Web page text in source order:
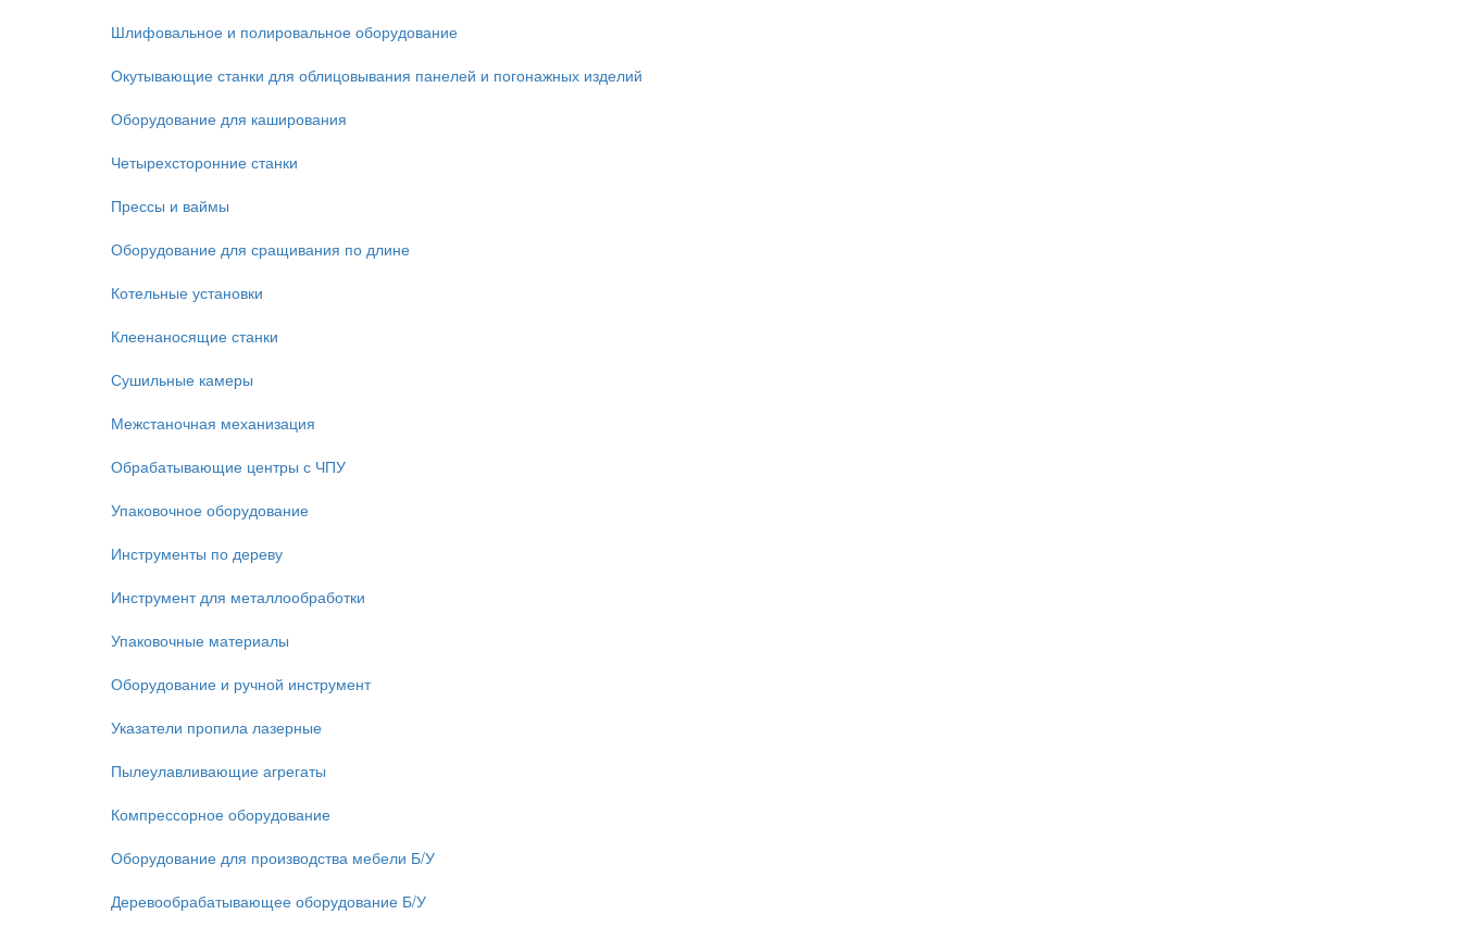
Шлифовальное и полировальное оборудование
Окутывающие станки для облицовывания панелей и погонажных изделий
Оборудование для каширования
Четырехсторонние станки
Прессы и ваймы
Оборудование для сращивания по длине
Котельные установки
Клеенаносящие станки
Сушильные камеры
Межстаночная механизация
Обрабатывающие центры с ЧПУ
Упаковочное оборудование
Инструменты по дереву
Инструмент для металлообработки
Упаковочные материалы
Оборудование и ручной инструмент
Указатели пропила лазерные
Пылеулавливающие агрегаты
Компрессорное оборудование
Оборудование для производства мебели Б/У
Деревообрабатывающее оборудование Б/У